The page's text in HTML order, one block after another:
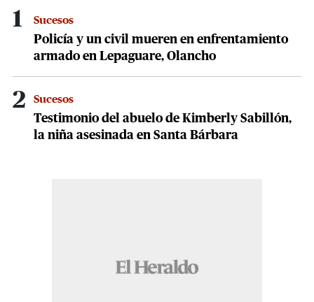
1 Sucesos
Policía y un civil mueren en enfrentamiento
armado en Lepaguare, Olancho
2 Sucesos
Testimonio del abuelo de Kimberly Sabillón,
la niña asesinada en Santa Bárbara